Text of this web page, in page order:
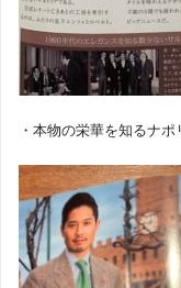
・本物の栄華を知るナ